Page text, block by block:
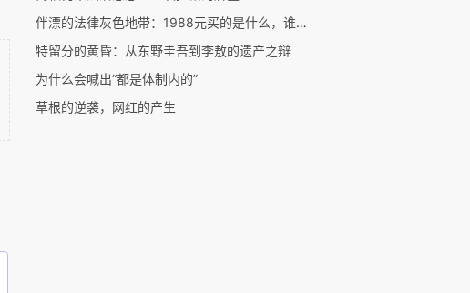
伴漂的法律灰色地带：1988元买的是什么，谁来管
特留分的黄昏：从东野圭吾到李敖的遗产之辩
为什么会喊出“都是体制内的”
草根的逆袭，网红的产生